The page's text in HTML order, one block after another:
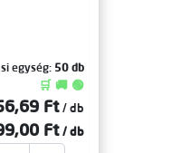
egység: 50 db
🛒 🚚 🟢
Ft / db
Ft / db